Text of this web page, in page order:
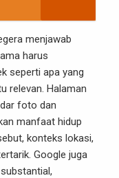
menjawab
harus
seperti apa yang
relevan. Halaman
foto dan
manfaat hidup
konteks lokasi,
Google juga